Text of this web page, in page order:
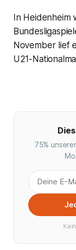
In Heidenheim
November lief
U21-
75%